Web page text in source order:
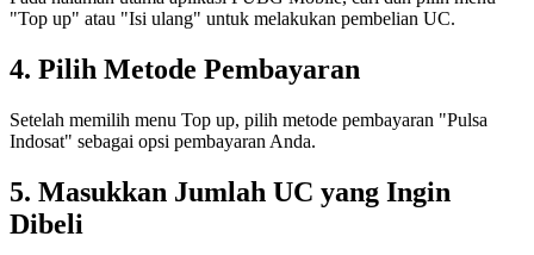
"Top up" atau "Isi ulang" untuk melakukan pembelian UC.
4. Pilih Metode Pembayaran
Setelah memilih menu Top up, pilih metode pembayaran "Pulsa
Indosat" sebagai opsi pembayaran Anda.
5. Masukkan Jumlah UC yang Ingin
Dibeli